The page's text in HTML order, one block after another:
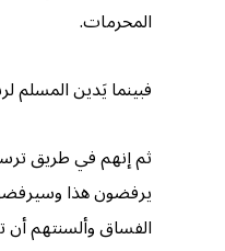
المحرمات.
فبينما يَدين المسلم
ثم إنهم في طريق
يرفضون هذا
الفساق وألسنتهم